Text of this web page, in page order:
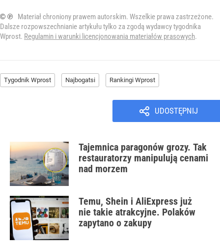
© ℗
Materiał chroniony prawem autorskim. Wszelkie prawa zastrzeżone.
Dalsze rozpowszechnianie artykułu tylko za zgodą wydawcy tygodnika
Wprost. Regulamin i warunki licencjonowania materiałów prasowych.
Tygodnik Wprost Najbogatsi Rankingi Wprost
UDOSTĘPNIJ
Tajemnica paragonów grozy. Tak
restauratorzy manipulują cenami
nad morzem
Temu, Shein i AliExpress już
nie takie atrakcyjne. Polaków
zapytano o zakupy